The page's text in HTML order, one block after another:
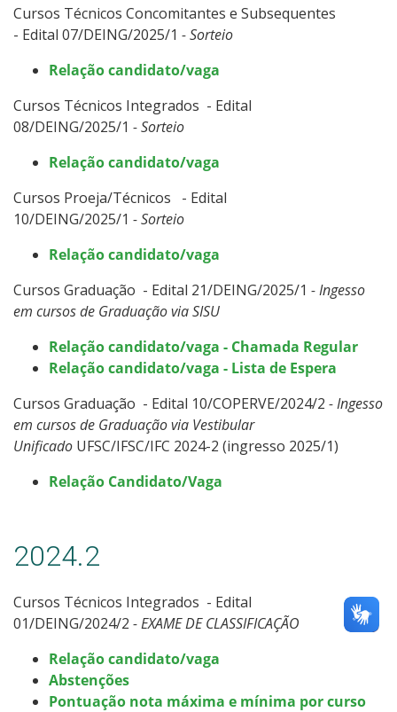
Cursos Técnicos Concomitantes e Subsequentes
- Edital 07/DEING/2025/1 - Sorteio
Relação candidato/vaga
Cursos Técnicos Integrados - Edital
08/DEING/2025/1 - Sorteio
Relação candidato/vaga
Cursos Proeja/Técnicos - Edital
10/DEING/2025/1 - Sorteio
Relação candidato/vaga
Cursos Graduação - Edital 21/DEING/2025/1 - Ingesso
em cursos de Graduação via SISU
Relação candidato/vaga - Chamada Regular
Relação candidato/vaga - Lista de Espera
Cursos Graduação - Edital 10/COPERVE/2024/2 - Ingesso
em cursos de Graduação via Vestibular
Unificado UFSC/IFSC/IFC 2024-2 (ingresso 2025/1)
Relação Candidato/Vaga
2024.2
Cursos Técnicos Integrados - Edital
01/DEING/2024/2 - EXAME DE CLASSIFICAÇÃO
Relação candidato/vaga
Abstenções
Pontuação nota máxima e mínima por curso